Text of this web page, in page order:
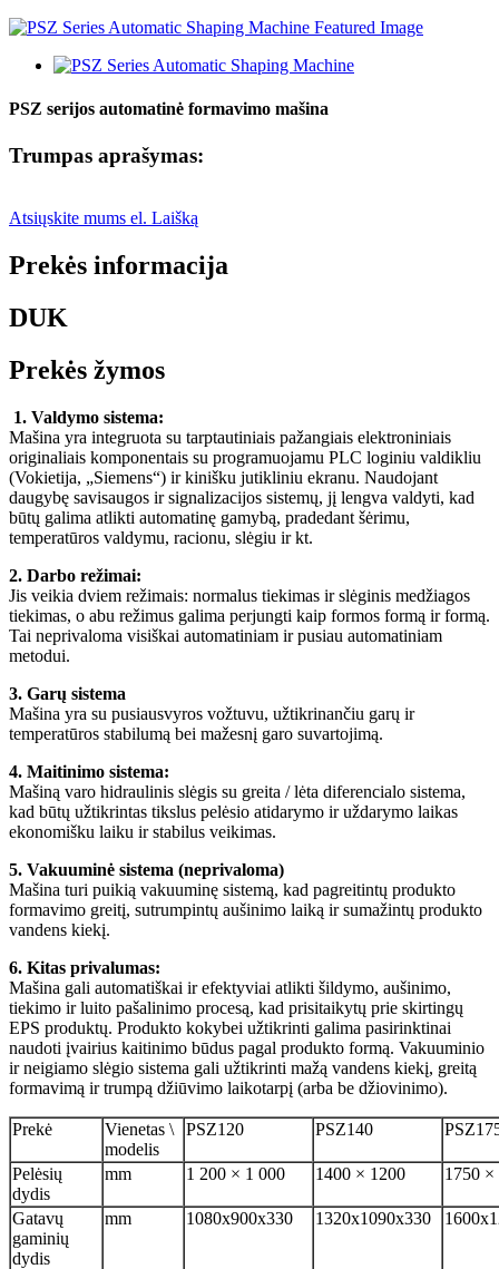
PSZ serijos automatinė formavimo mašina
Trumpas aprašymas:
Atsiųskite mums el. Laišką
Prekės informacija
DUK
Prekės žymos
1. Valdymo sistema:
Mašina yra integruota su tarptautiniais pažangiais elektroniniais
originaliais komponentais su programuojamu PLC loginiu valdikliu
(Vokietija, „Siemens“) ir kinišku jutikliniu ekranu. Naudojant
daugybę savisaugos ir signalizacijos sistemų, jį lengva valdyti, kad
būtų galima atlikti automatinę gamybą, pradedant šėrimu,
temperatūros valdymu, racionu, slėgiu ir kt.
2. Darbo režimai:
Jis veikia dviem režimais: normalus tiekimas ir slėginis medžiagos
tiekimas, o abu režimus galima perjungti kaip formos formą ir formą.
Tai neprivaloma visiškai automatiniam ir pusiau automatiniam
metodui.
3. Garų sistema
Mašina yra su pusiausvyros vožtuvu, užtikrinančiu garų ir
temperatūros stabilumą bei mažesnį garo suvartojimą.
4. Maitinimo sistema:
Mašiną varo hidraulinis slėgis su greita / lėta diferencialo sistema,
kad būtų užtikrintas tikslus pelėsio atidarymo ir uždarymo laikas
ekonomišku laiku ir stabilus veikimas.
5. Vakuuminė sistema (neprivaloma)
Mašina turi puikią vakuuminę sistemą, kad pagreitintų produkto
formavimo greitį, sutrumpintų aušinimo laiką ir sumažintų produkto
vandens kiekį.
6. Kitas privalumas:
Mašina gali automatiškai ir efektyviai atlikti šildymo, aušinimo,
tiekimo ir luito pašalinimo procesą, kad prisitaikytų prie skirtingų
EPS produktų. Produkto kokybei užtikrinti galima pasirinktinai
naudoti įvairius kaitinimo būdus pagal produkto formą. Vakuuminio
ir neigiamo slėgio sistema gali užtikrinti mažą vandens kiekį, greitą
formavimą ir trumpą džiūvimo laikotarpį (arba be džiovinimo).
Prekė
Vienetas \
modelis
PSZ120 PSZ140
Pelėsių
dydis
mm 1 200 × 1 000 1400 × 1200 1750 ×
Gatavų
gaminių
dydis
mm 1080x900x330 1320x1090x330